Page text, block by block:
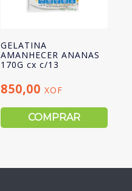
GELATINA
AMANHECER ANANAS
170G cx c/13
850,00XOF
COMPRAR